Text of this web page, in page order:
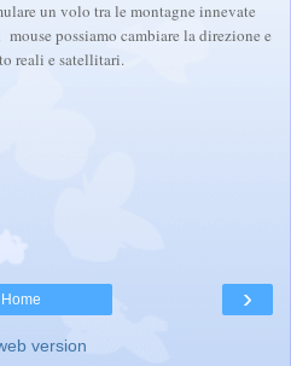
un volo tra le montagne innevate
possiamo cambiare la direzione e
reali e satellitari.
›
Home
version